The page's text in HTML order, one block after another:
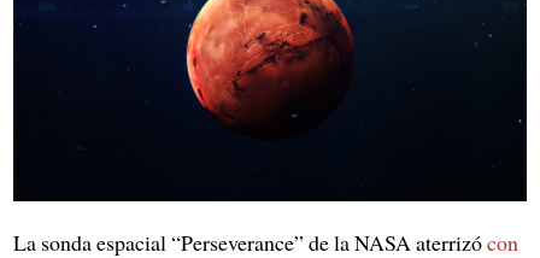
La sonda espacial “Perseverance” de la NASA aterrizócon